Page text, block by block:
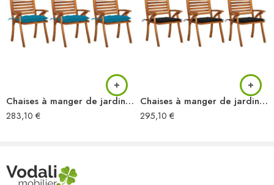
Dimensions du coussin : 40 x 40 x 4 cm (L x l x é)
Largeur du siège : 46,5 cm
Profondeur du siège : 41,5 cm
Comprend 2 jeux de cordes
Assemblage requis : Non
La livraison contient :
4 x chaise de jardin
Chaises à manger de jardin avec coussins lot de 3 Acacia massif
283,10 €
Chaises à manger de jardin avec coussins lot de 3 Acacia massif
295,10 €